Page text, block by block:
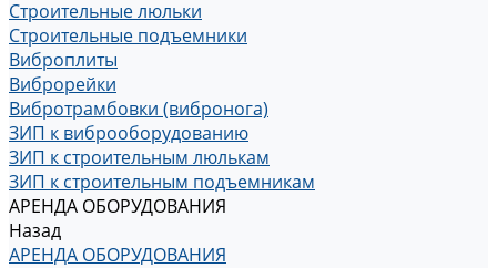
Строительные люльки
Строительные подъемники
Виброплиты
Виброрейки
Вибротрамбовки (вибронога)
ЗИП к виброоборудованию
ЗИП к строительным люлькам
ЗИП к строительным подъемникам
АРЕНДА ОБОРУДОВАНИЯ
Назад
АРЕНДА ОБОРУДОВАНИЯ